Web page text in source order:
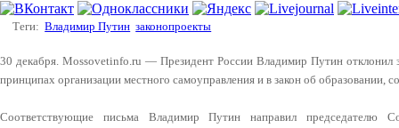
Теги: Владимир Путин законопроекты
30 декабря. Mossovetinfo.ru — Президент России Владимир Путин отклонил
принципах организации местного самоуправления и в закон об образовании,
Соответствующие письма Владимир Путин направил председателю